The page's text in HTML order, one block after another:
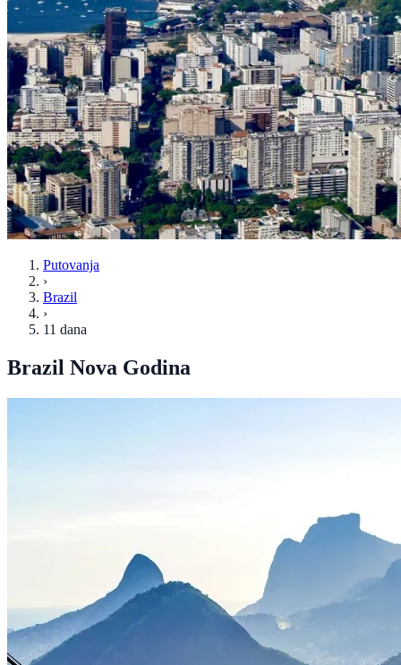
Putovanja
›
Brazil
›
11 dana
Brazil Nova Godina